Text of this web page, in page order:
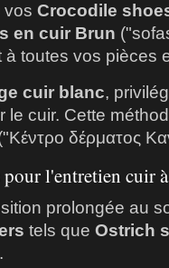
vos Crocodile
en cuir Brun
à toutes vos pièces
cuir blanc,
le cuir. Cette
δέρματος
l'entretien cuir
prolongée au
tels queOstrich